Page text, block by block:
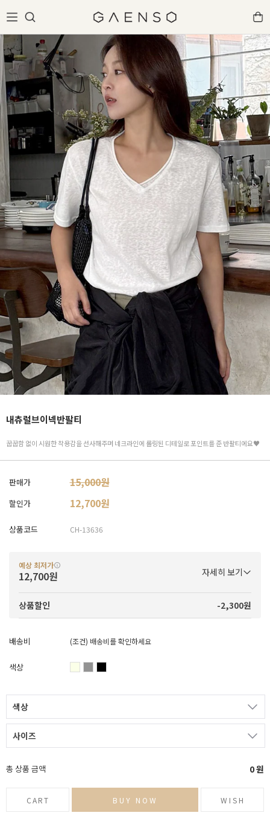
내츄럴브이넥반팔티
꿉꿉함 없이 시원한 착용감을 선사해주며 네크라인에 롤링된 디테일로 포인트를 준 반팔티에요♥
판매가 15,000원
할인가 12,700원
상품코드 CH-13636
예상 최저가
12,700원 자세히 보기
상품할인 -2,300원
배송비 (조건) 배송비를 확인하세요
색상
색상
사이즈
총 상품 금액 0원
CART BUY NOW WISH